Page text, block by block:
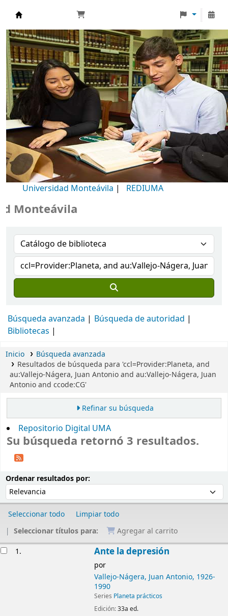
Biblioteca Universidad Monteávila
Universidad Monteávila | REDIUMA
Búsqueda avanzada
Búsqueda de autoridad
Bibliotecas
Inicio
Búsqueda avanzada
Resultados de búsqueda para 'ccl=Provider:Planeta, and
au:Vallejo-Nágera, Juan Antonio and au:Vallejo-Nágera, Juan
Antonio and ccode:CG'
Refinar su búsqueda
Repositorio Digital UMA
Su búsqueda retornó 3 resultados.
Ordenar resultados por:
Seleccionar todo
Limpiar todo
Seleccionar títulos para:
Agregar al carrito
1. Ante la depresión
por
Vallejo-Nágera, Juan Antonio, 1926-
1990
Series Planeta prácticos
Edición:33a ed.